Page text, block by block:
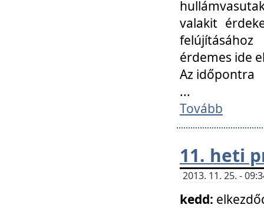
valakit
érdemes ide
Az időpontra
...
Tovább
11. heti
2013. 11. 25. -
kedd: